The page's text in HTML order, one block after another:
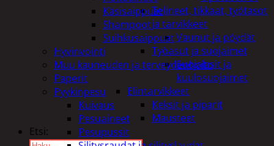
Telineet, tikkaat, työtasot
ja tarvikkeet
Vaunut ja pöydät
Työasut ja suojaimet
Suojalasit ja
kuulosuojaimet
Elintarvikkeet
Keksit ja piparit
Mausteet
Etsi:
Käsisaippuat
Shampoot
Suihkusaippuat
Hyvinvointi
Muu kauneuden ja terveydenhoito
Paperit
Pyykinpesu
Kuivaus
Pesuaineet
Pesupussit